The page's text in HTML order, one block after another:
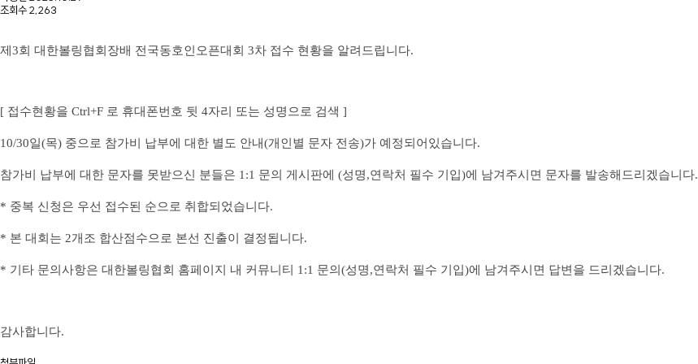
조회수2,263
제3회 대한볼링협회장배 전국동호인오픈대회 3차 접수 현황을 알려드립니다.
[ 접수현황을 Ctrl+F 로 휴대폰번호 뒷 4자리 또는 성명으로 검색 ]
10/30일(목) 중으로 참가비 납부에 대한 별도 안내(개인별 문자 전송)가 예정되어있습니다.
참가비 납부에 대한 문자를 못받으신 분들은 1:1 문의 게시판에 (성명,연락처 필수 기입)에 남겨주시면 문자를 발송해드리겠습니다.
* 중복 신청은 우선 접수된 순으로 취합되었습니다.
* 본 대회는 2개조 합산점수으로 본선 진출이 결정됩니다.
* 기타 문의사항은 대한볼링협회 홈페이지 내 커뮤니티 1:1 문의(성명,연락처 필수 기입)에 남겨주시면 답변을 드리겠습니다.
감사합니다.